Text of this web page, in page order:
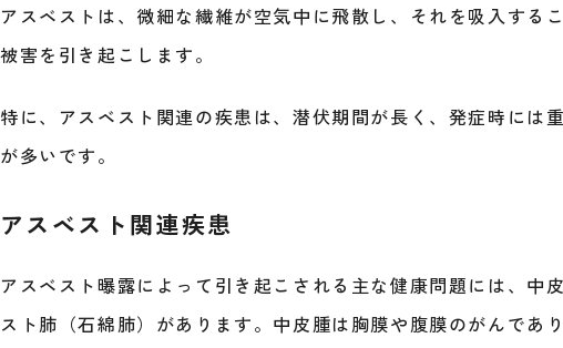
アスベストは、微細な繊維が空気中に飛散し、それを吸入する
被害を引き起こします。
特に、アスベスト関連の疾患は、潜伏期間が長く、発症時には
が多いです。
アスベスト関連疾患
アスベスト曝露によって引き起こされる主な健康問題には、中
スト肺（石綿肺）があります。中皮腫は胸膜や腹膜のがんであ